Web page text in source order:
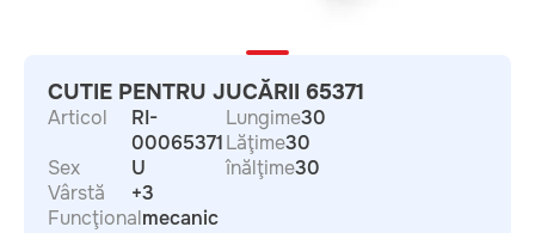
CUTIE PENTRU JUCĂRII 65371
Articol
RI-
00065371
Sex
U
Vârstă
+3
Funcţionalmecanic
Lungime30
Lăţime30
înălţime30